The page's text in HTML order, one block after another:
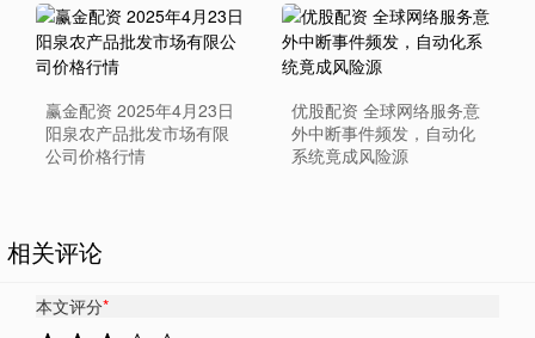
赢金配资 2025年4月23日
阳泉农产品批发市场有限
公司价格行情
优股配资 全球网络服务意
外中断事件频发，自动化
系统竟成风险源
相关评论
本文评分*